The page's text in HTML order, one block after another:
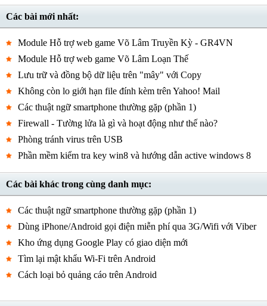
Các bài mới nhất:
Module Hỗ trợ web game Võ Lâm Truyền Kỳ - GR4VN
Module Hỗ trợ web game Võ Lâm Loạn Thế
Lưu trữ và đồng bộ dữ liệu trên "mây" với Copy
Không còn lo giới hạn file đính kèm trên Yahoo! Mail
Các thuật ngữ smartphone thường gặp (phần 1)
Firewall - Tường lửa là gì và hoạt động như thế nào?
Phòng tránh virus trên USB
Phần mềm kiểm tra key win8 và hướng dẫn active windows 8
Các bài khác trong cùng danh mục:
Các thuật ngữ smartphone thường gặp (phần 1)
Dùng iPhone/Android gọi điện miễn phí qua 3G/Wifi với Viber
Kho ứng dụng Google Play có giao diện mới
Tìm lại mật khẩu Wi-Fi trên Android
Cách loại bỏ quảng cáo trên Android